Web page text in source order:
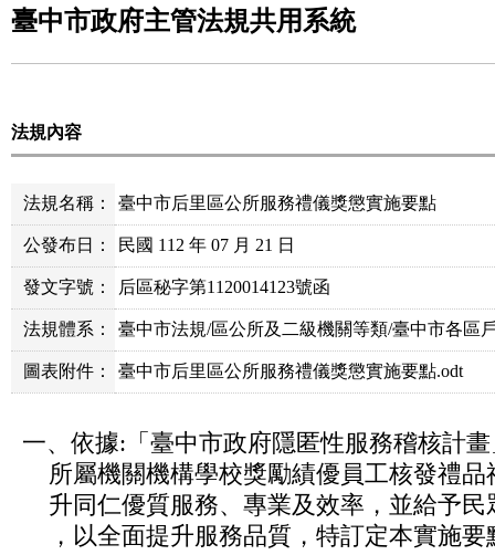
臺中市政府主管法規共用系統
法規內容
法規名稱： 臺中市后里區公所服務禮儀獎懲實施要點
公發布日： 民國 112 年 07 月 21 日
發文字號： 后區秘字第1120014123號函
法規體系： 臺中市法規/區公所及二級機關等類/臺中市各區
圖表附件： 臺中市后里區公所服務禮儀獎懲實施要點.odt
一、依據:「臺中市政府隱匿性服務稽核計
所屬機關機構學校獎勵績優員工核發禮品
升同仁優質服務、專業及效率，並給予民
，以全面提升服務品質，特訂定本實施要